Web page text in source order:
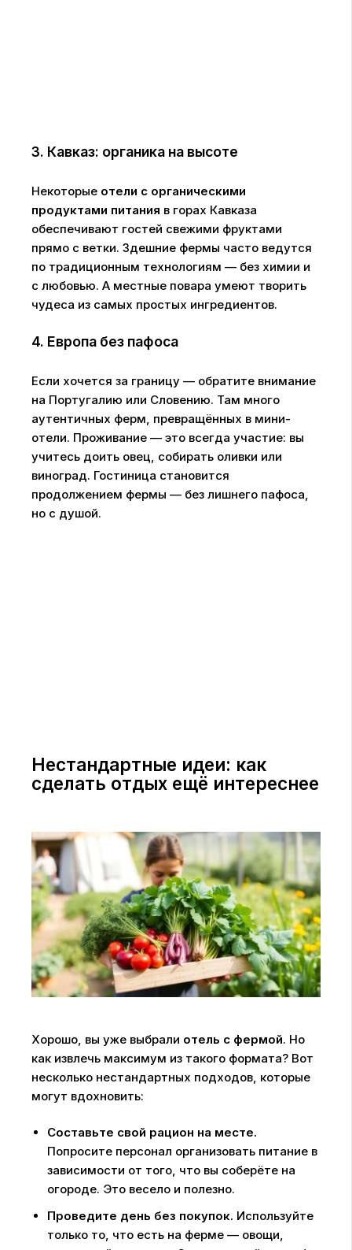
3. Кавказ: органика на высоте
Некоторые отели с органическими
продуктами питания в горах Кавказа
обеспечивают гостей свежими фруктами
прямо с ветки. Здешние фермы часто ведутся
по традиционным технологиям — без химии и
с любовью. А местные повара умеют творить
чудеса из самых простых ингредиентов.
4. Европа без пафоса
Если хочется за границу — обратите внимание
на Португалию или Словению. Там много
аутентичных ферм, превращённых в мини-
отели. Проживание — это всегда участие: вы
учитесь доить овец, собирать оливки или
виноград. Гостиница становится
продолжением фермы — без лишнего пафоса,
но с душой.
Нестандартные идеи: как
сделать отдых ещё интереснее
Хорошо, вы уже выбрали отель с фермой. Но
как извлечь максимум из такого формата? Вот
несколько нестандартных подходов, которые
могут вдохновить:
Составьте свой рацион на месте.
Попросите персонал организовать питание в
зависимости от того, что вы соберёте на
огороде. Это весело и полезно.
Проведите день без покупок. Используйте
только то, что есть на ферме — овощи,